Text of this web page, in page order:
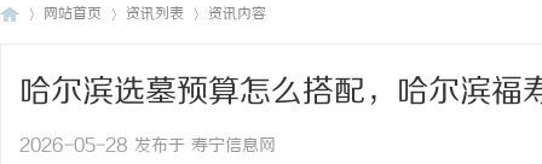
网站首页 资讯列表 资讯内容
哈尔滨选墓预算怎么搭配，哈尔滨福
2026-05-28 发布于 寿宁信息网